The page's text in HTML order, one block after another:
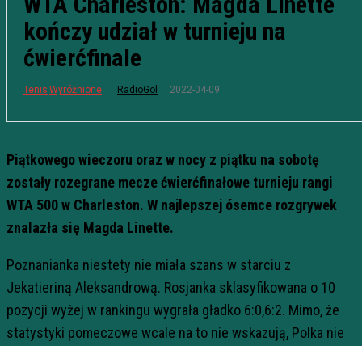
kończy udział w turnieju na
ćwierćfinale
Tenis Wyróżnione RadioGol 2022-04-09
Piątkowego wieczoru oraz w nocy z piątku na sobotę
zostały rozegrane mecze ćwierćfinałowe turnieju rangi
WTA 500 w Charleston. W najlepszej ósemce rozgrywek
znalazła się Magda Linette.
Poznanianka niestety nie miała szans w starciu z
Jekatieriną Aleksandrową. Rosjanka sklasyfikowana o 10
pozycji wyżej w rankingu wygrała gładko 6:0,6:2. Mimo, że
statystyki pomeczowe wcale na to nie wskazują, Polka nie